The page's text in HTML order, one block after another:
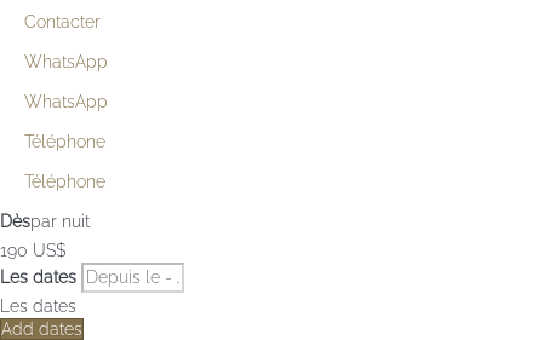
Contacter
WhatsApp
WhatsApp
Téléphone
Téléphone
Dèspar nuit
190 US$
Les dates
Les dates
Add dates